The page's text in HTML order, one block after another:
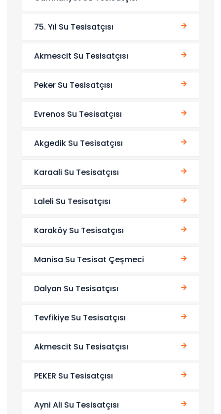
75. Yıl Su Tesisatçısı
Akmescit Su Tesisatçısı
Peker Su Tesisatçısı
Evrenos Su Tesisatçısı
Akgedik Su Tesisatçısı
Karaali Su Tesisatçısı
Laleli Su Tesisatçısı
Karaköy Su Tesisatçısı
Manisa Su Tesisat Çeşmeci
Dalyan Su Tesisatçısı
Tevfikiye Su Tesisatçısı
Akmescit Su Tesisatçısı
PEKER Su Tesisatçısı
Ayni Ali Su Tesisatçısı